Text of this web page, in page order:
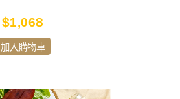
$1,068
加入購物車